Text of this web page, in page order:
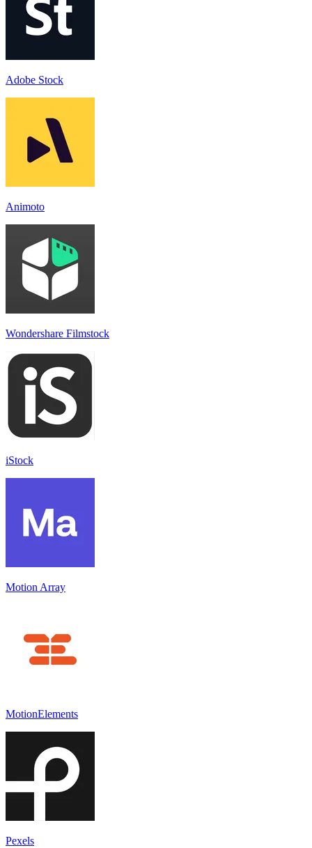
Adobe Stock
Animoto
Wondershare Filmstock
iStock
Motion Array
MotionElements
Pexels